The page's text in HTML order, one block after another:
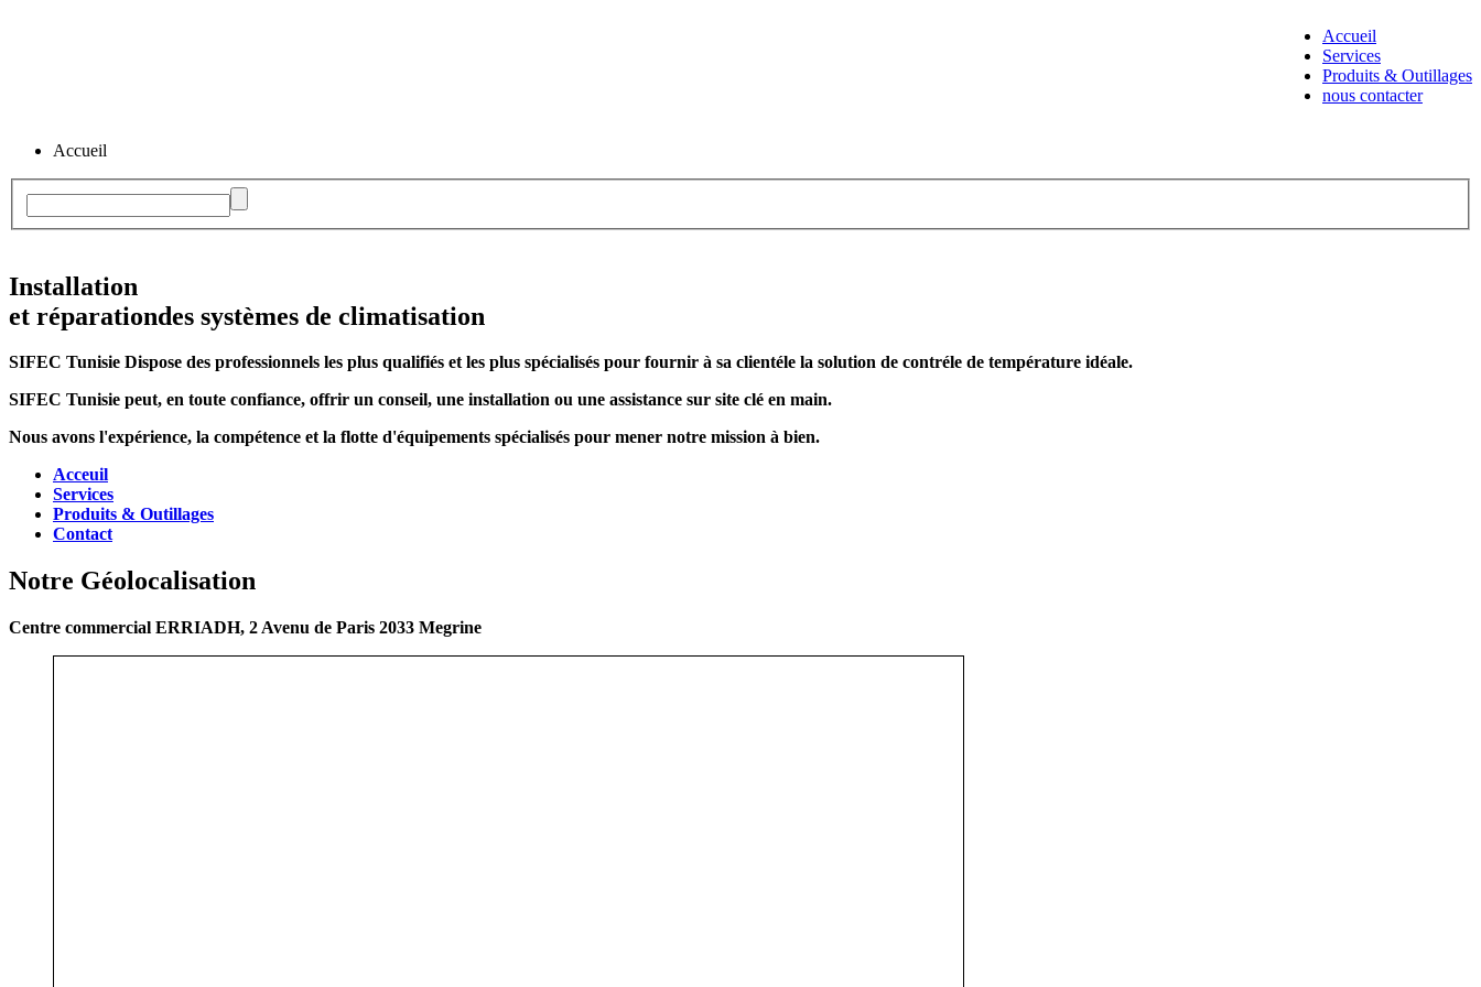
Accueil
Services
Produits & Outillages
nous contacter
Accueil
Installation
et réparationdes systèmes de climatisation
SIFEC Tunisie Dispose des professionnels les plus qualifiés et les plus spécialisés pour fournir à sa clientéle la solution de contréle de température idéale.
SIFEC Tunisie peut, en toute confiance, offrir un conseil, une installation ou une assistance sur site clé en main.
Nous avons l'expérience, la compétence et la flotte d'équipements spécialisés pour mener notre mission à bien.
Acceuil
Services
Produits & Outillages
Contact
Notre Géolocalisation
Centre commercial ERRIADH, 2 Avenu de Paris 2033 Megrine